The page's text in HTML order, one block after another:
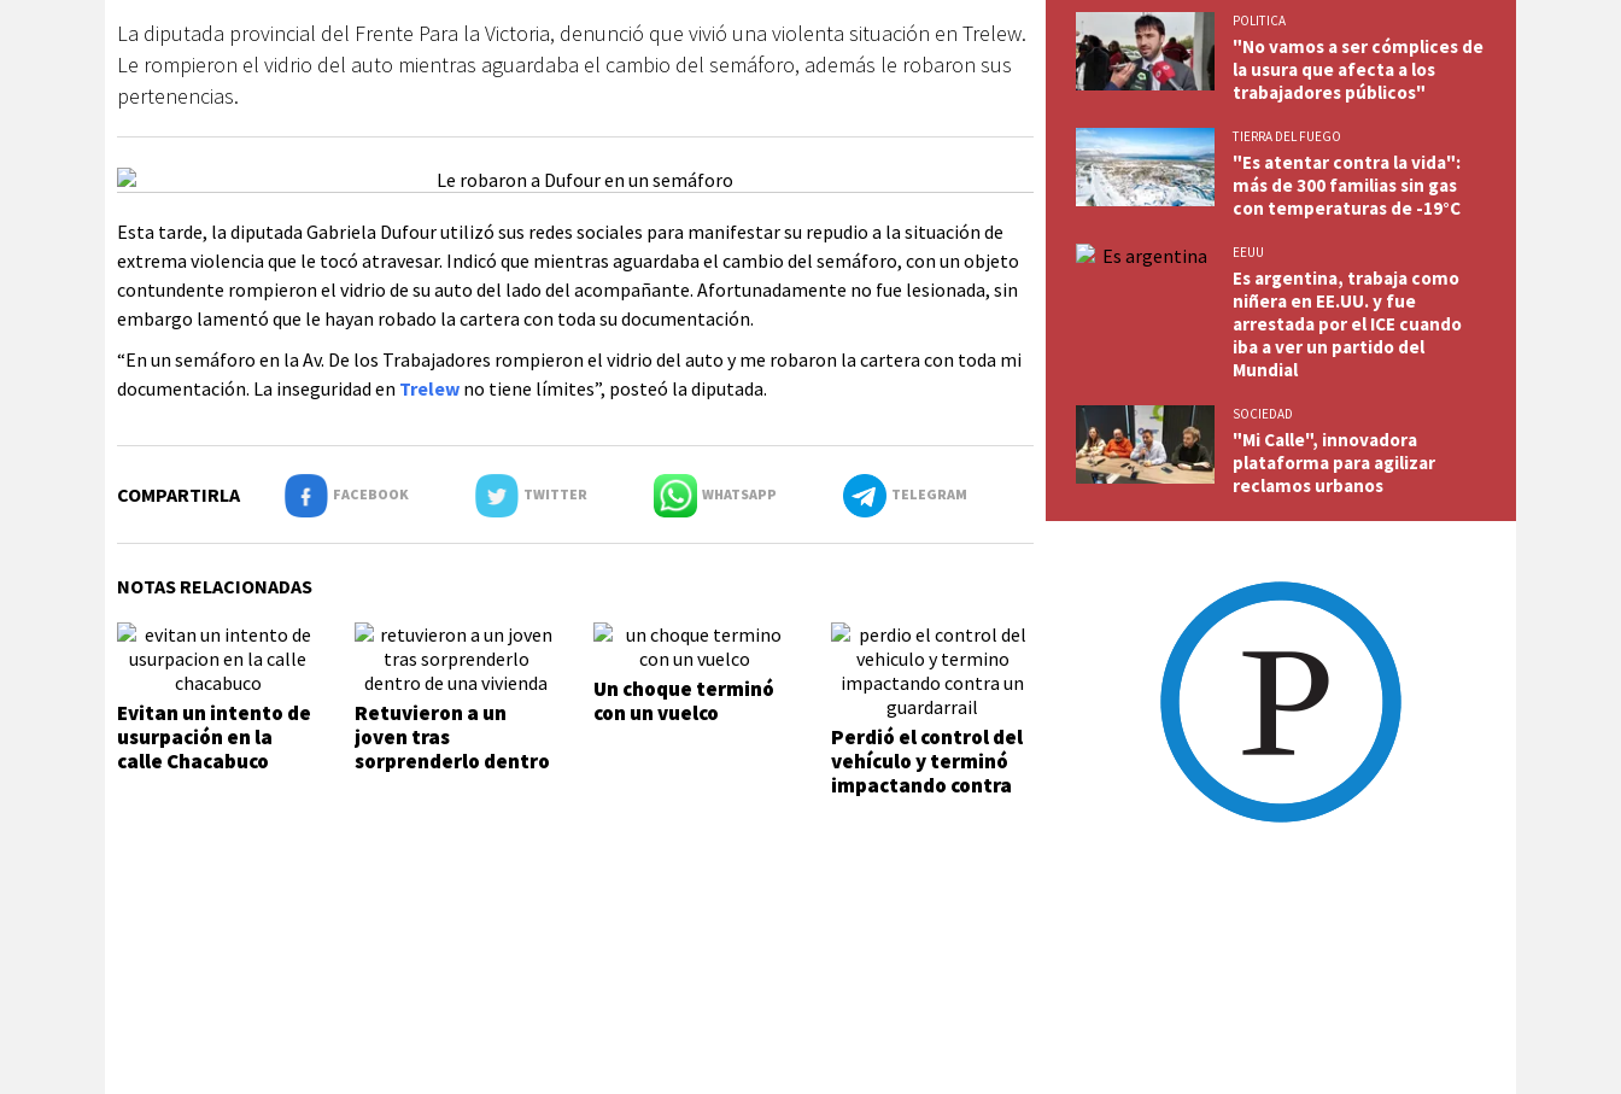
La diputada provincial del Frente Para la Victoria, denunció que vivió una violenta situación en Trelew.
Le rompieron el vidrio del auto mientras aguardaba el cambio del semáforo, además le robaron sus
pertenencias.
Esta tarde, la diputada Gabriela Dufour utilizó sus redes sociales para manifestar su repudio a la situación de
extrema violencia que le tocó atravesar. Indicó que mientras aguardaba el cambio del semáforo, con un objeto
contundente rompieron el vidrio de su auto del lado del acompañante. Afortunadamente no fue lesionada, sin
embargo lamentó que le hayan robado la cartera con toda su documentación.
“En un semáforo en la Av. De los Trabajadores rompieron el vidrio del auto y me robaron la cartera con toda mi
documentación. La inseguridad en Trelew no tiene límites”, posteó la diputada.
COMPARTIRLA FACEBOOK TWITTER WHATSAPP TELEGRAM
NOTAS RELACIONADAS
Evitan un intento de
usurpación en la
calle Chacabuco
Retuvieron a un
joven tras
sorprenderlo dentro
Un choque terminó
con un vuelco
Perdió el control del
vehículo y terminó
impactando contra
POLITICA
"No vamos a ser cómplices de
la usura que afecta a los
trabajadores públicos"
TIERRA DEL FUEGO
"Es atentar contra la vida":
más de 300 familias sin gas
con temperaturas de -19°C
EEUU
Es argentina, trabaja como
niñera en EE.UU. y fue
arrestada por el ICE cuando
iba a ver un partido del
Mundial
SOCIEDAD
"Mi Calle", innovadora
plataforma para agilizar
reclamos urbanos